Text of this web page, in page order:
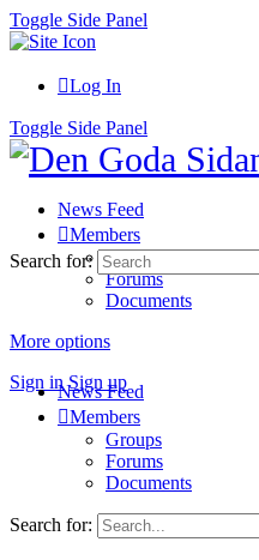
Toggle Side Panel
Log In
Toggle Side Panel
News Feed
Members
Groups
Forums
Documents
More options
Sign in Sign up
Search for:
News Feed
Members
Groups
Forums
Documents
Search for: